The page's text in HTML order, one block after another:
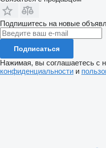
Подпишитесь на новые
Подписаться
Нажимая, вы соглашаетесь с
конфиденциальности и